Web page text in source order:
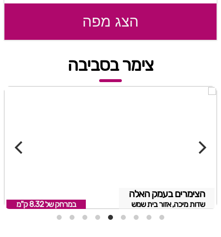
הצג מפה
צימר בסביבה
הצימרים בעמק האלה
שדות מיכה, אזור בית שמש במרחק של8.32 ק"מ